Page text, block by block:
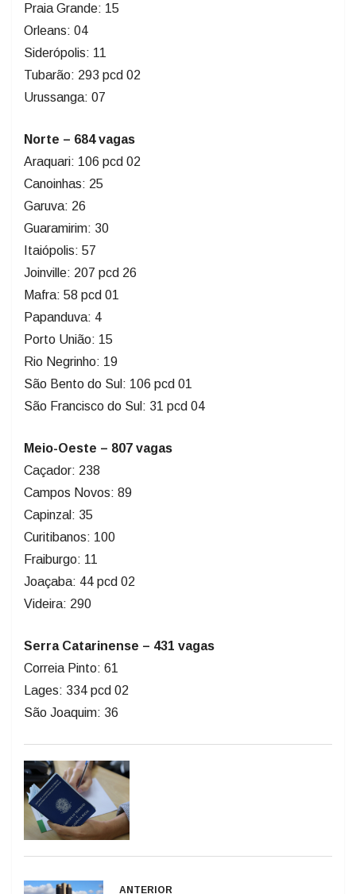
Praia Grande: 15
Orleans: 04
Siderópolis: 11
Tubarão: 293 pcd 02
Urussanga: 07
Norte – 684 vagas
Araquari: 106 pcd 02
Canoinhas: 25
Garuva: 26
Guaramirim: 30
Itaiópolis: 57
Joinville: 207 pcd 26
Mafra: 58 pcd 01
Papanduva: 4
Porto União: 15
Rio Negrinho: 19
São Bento do Sul: 106 pcd 01
São Francisco do Sul: 31 pcd 04
Meio-Oeste – 807 vagas
Caçador: 238
Campos Novos: 89
Capinzal: 35
Curitibanos: 100
Fraiburgo: 11
Joaçaba: 44 pcd 02
Videira: 290
Serra Catarinense – 431 vagas
Correia Pinto: 61
Lages: 334 pcd 02
São Joaquim: 36
ANTERIOR